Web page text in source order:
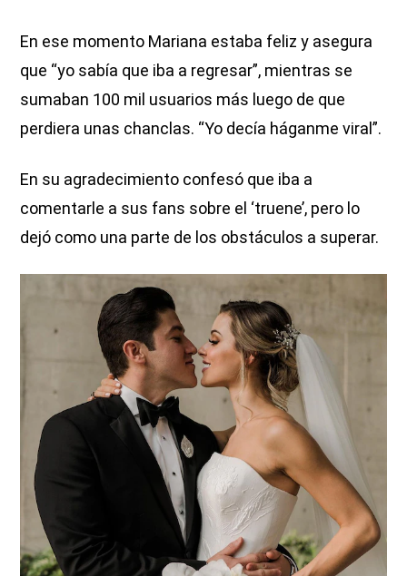
En ese momento Mariana estaba feliz y asegura
que “yo sabía que iba a regresar”, mientras se
sumaban 100 mil usuarios más luego de que
perdiera unas chanclas. “Yo decía háganme viral”.
En su agradecimiento confesó que iba a
comentarle a sus fans sobre el ‘truene’, pero lo
dejó como una parte de los obstáculos a superar.